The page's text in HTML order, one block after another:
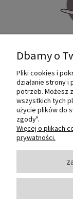
Dbamy o
Pliki cookies i
działanie strony i
potrzeb. Możesz
wszystkich tych
użycie plików do
zgody".
Więcej o plikach
prywatności.